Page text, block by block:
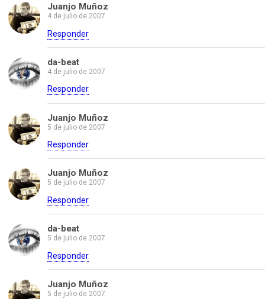
Juanjo Muñoz
4 de julio de 2007
Responder
da-beat
4 de julio de 2007
Responder
Juanjo Muñoz
5 de julio de 2007
Responder
Juanjo Muñoz
5 de julio de 2007
Responder
da-beat
5 de julio de 2007
Responder
Juanjo Muñoz
5 de julio de 2007